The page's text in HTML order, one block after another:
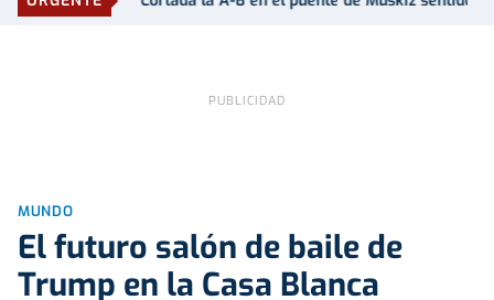
MUNDO
El futuro salón de baile de
Trump en la Casa Blanca